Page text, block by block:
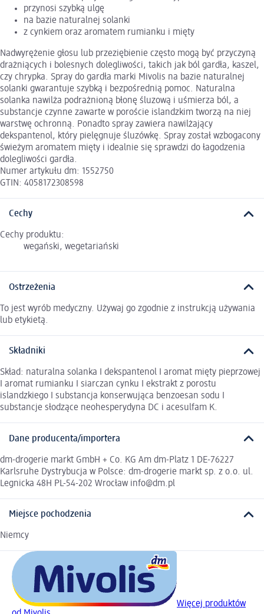
przynosi szybką ulgę
na bazie naturalnej solanki
z cynkiem oraz aromatem rumianku i mięty
Nadwyrężenie głosu lub przeziębienie często mogą być przyczyną
drażniących i bolesnych dolegliwości, takich jak ból gardła, kaszel,
czy chrypka. Spray do gardła marki Mivolis na bazie naturalnej
solanki gwarantuje szybką i bezpośrednią pomoc. Naturalna
solanka nawilża podrażnioną błonę śluzową i uśmierza ból, a
substancje czynne zawarte w poroście islandzkim tworzą na niej
warstwę ochronną. Ponadto spray zawiera nawilżający
dekspantenol, który pielęgnuje śluzówkę. Spray został wzbogacony
świeżym aromatem mięty i idealnie się sprawdzi do łagodzenia
dolegliwości gardła.
Numer artykułu dm: 1552750
GTIN: 4058172308598
Cechy
Cechy produktu:
wegański, wegetariański
Ostrzeżenia
To jest wyrób medyczny. Używaj go zgodnie z instrukcją używania
lub etykietą.
Składniki
Skład: naturalna solanka I dekspantenol I aromat mięty pieprzowej
I aromat rumianku I siarczan cynku I ekstrakt z porostu
islandzkiego I substancja konserwująca benzoesan sodu I
substancje słodzące neohesperydyna DC i acesulfam K.
Dane producenta/importera
dm-drogerie markt GmbH + Co. KG Am dm-Platz 1 DE-76227
Karlsruhe Dystrybucja w Polsce: dm-drogerie markt sp. z o.o. ul.
Legnicka 48H PL-54-202 Wrocław info@dm.pl
Miejsce pochodzenia
Niemcy
Więcej produktów